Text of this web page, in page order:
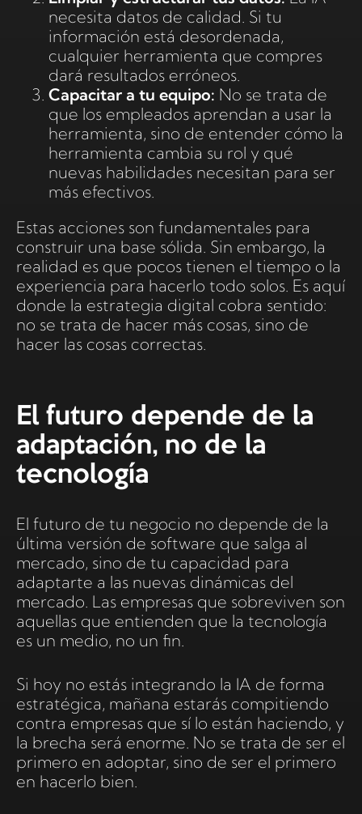
necesita datos de calidad. Si tu
información está desordenada,
cualquier herramienta que compres
dará resultados erróneos.
Capacitar a tu equipo: No se trata de
que los empleados aprendan a usar la
herramienta, sino de entender cómo la
herramienta cambia su rol y qué
nuevas habilidades necesitan para ser
más efectivos.
Estas acciones son fundamentales para
construir una base sólida. Sin embargo, la
realidad es que pocos tienen el tiempo o la
experiencia para hacerlo todo solos. Es aquí
donde la estrategia digital cobra sentido:
no se trata de hacer más cosas, sino de
hacer las cosas correctas.
El futuro depende de la
adaptación, no de la
tecnología
El futuro de tu negocio no depende de la
última versión de software que salga al
mercado, sino de tu capacidad para
adaptarte a las nuevas dinámicas del
mercado. Las empresas que sobreviven son
aquellas que entienden que la tecnología
es un medio, no un fin.
Si hoy no estás integrando la IA de forma
estratégica, mañana estarás compitiendo
contra empresas que sí lo están haciendo, y
la brecha será enorme. No se trata de ser el
primero en adoptar, sino de ser el primero
en hacerlo bien.